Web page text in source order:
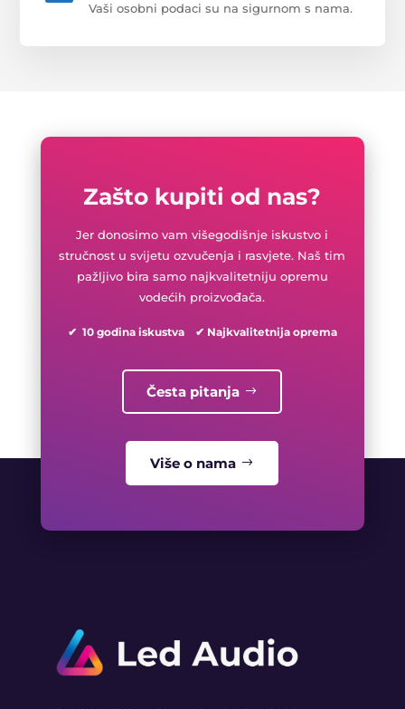
Vaši osobni podaci su na sigurnom s nama.
Zašto kupiti od nas?
Jer donosimo vam višegodišnje iskustvo i
stručnost u svijetu ozvučenja i rasvjete. Naš tim
pažljivo bira samo najkvalitetniju opremu
vodećih proizvođača.
✔ 10 godina iskustva ✔ Najkvalitetnija oprema
Česta pitanja
Više o nama